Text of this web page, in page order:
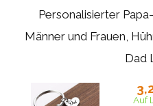
Personalisierter
Männer und Frauen,
Dad
Auf